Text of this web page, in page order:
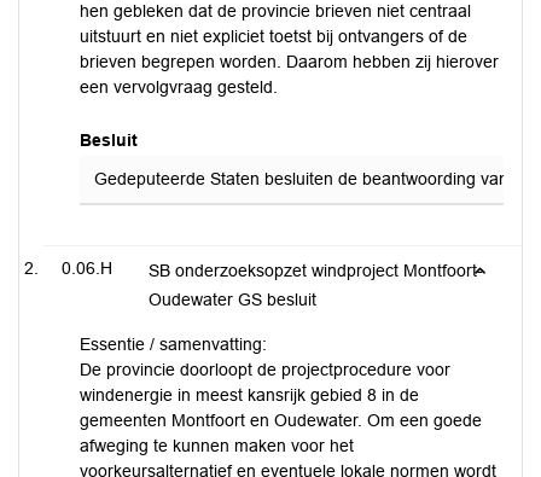
hen gebleken dat de provincie brieven niet centraal
uitstuurt en niet expliciet toetst bij ontvangers of de
brieven begrepen worden. Daarom hebben zij hierover
een vervolgvraag gesteld.
Besluit
Gedeputeerde Staten besluiten de beantwoording van
0.06.H
SB onderzoeksopzet windproject Montfoort-
Oudewater GS besluit
Essentie / samenvatting:
De provincie doorloopt de projectprocedure voor
windenergie in meest kansrijk gebied 8 in de
gemeenten Montfoort en Oudewater. Om een goede
afweging te kunnen maken voor het
voorkeursalternatief en eventuele lokale normen wordt